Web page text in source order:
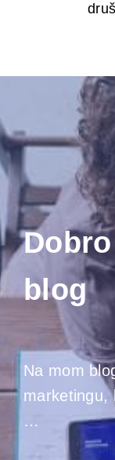
blog
Na mom
marketingu,
…